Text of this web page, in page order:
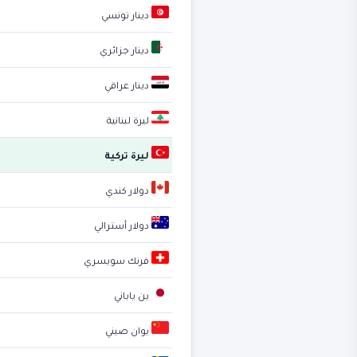
دينار تونسي
دينار جزائري
دينار عراقي
ليرة لبنانية
ليرة تركية
دولار كندي
دولار أسترالي
فرنك سويسري
ين ياباني
يوان صيني